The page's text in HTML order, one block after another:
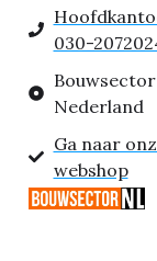
030-
Bouwsector
Nederland
Ga naar
webshop